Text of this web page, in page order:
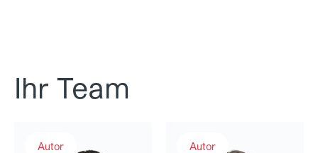
Ihr Team
Autor Autor